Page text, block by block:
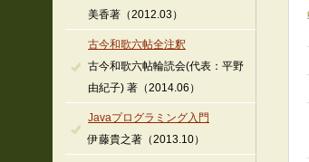
美香著（2012.03）
古今和歌六帖全注釈
古今和歌六帖輪読会(代表：平野
由紀子) 著（2014.06）
Javaプログラミング入門
伊藤貴之著（2013.10）